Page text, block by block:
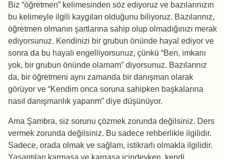
Biz “öğretmen” kelimesinden söz ediyoruz ve bazılarınızın
bu kelimeyle ilgili kaygıları olduğunu biliyoruz. Bazılarınız,
öğretmen olmanın şartlarına sahip olup olmadığınızı merak
ediyorsunuz. Kendinizi bir grubun önünde hayal ediyor ve
sonra da bu hayali engelliyorsunuz, çünkü “Ben, imkanı
yok, bir grubun önünde olamam” diyorsunuz. Bazılarınız
da, bir öğretmeni aynı zamanda bir danışman olarak
görüyor ve “Kendim onca soruna sahipken başkalarına
nasıl danışmanlık yaparım” diye düşünüyor.
Ama Şambra, siz sorunu çözmek zorunda değilsiniz. Ders
vermek zorunda değilsiniz. Bu sadece rehberlikle ilgilidir.
Sadece, orada olmak ve sağlam, istikrarlı olmakla ilgilidir.